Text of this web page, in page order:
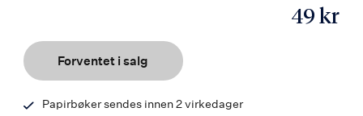
Forventet i salg
49 kr
9788203257407
Papirbøker sendes innen 2 virkedager